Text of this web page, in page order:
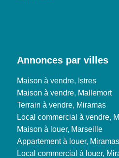
Annonces par villes
Maison à vendre, Istres
Maison à vendre, Mallemort
Terrain à vendre, Miramas
Local commercial à vendre,
Maison à louer, Marseille
Appartement à louer, Miramas
Local commercial à louer,